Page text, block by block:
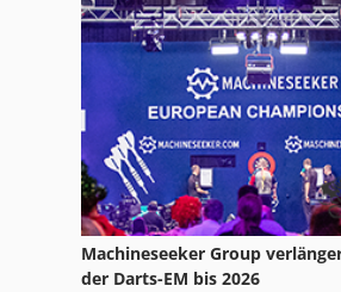
Machineseeker Group
der Darts-EM bis 2026